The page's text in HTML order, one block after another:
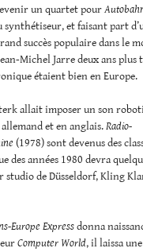
un quartet pour
synthétiseur, et faisant part
succès populaire dans le
Michel Jarre deux ans plus
étaient bien en Europe.
allait imposer un son
et en anglais.Radio-
(1978) sont devenus des
années 1980 devra
studio de Düsseldorf, Kling
Europe Expressdonna
Computer World, il laissa